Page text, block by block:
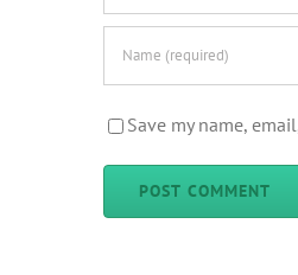
Save my name,